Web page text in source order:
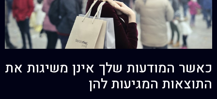
כאשר המודעות שלך אינן משיגות את
התוצאות המגיעות להן